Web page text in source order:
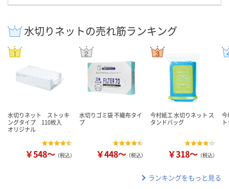
水切りネットの売れ筋ランキング
水切りネット ストッキ
ングタイプ 110枚入
オリジナル
￥548～ （税込）
水切りゴミ袋 不織布タイ
プ
￥448～ （税込）
今村紙工 水切りネット ス
タンドバッグ
￥318～ （税込）
今
ランキングをもっと見る